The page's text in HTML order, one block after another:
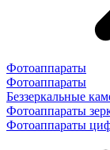
Фотоаппараты
Фотоаппараты
Беззеркальные
Фотоаппараты
Фотоаппараты